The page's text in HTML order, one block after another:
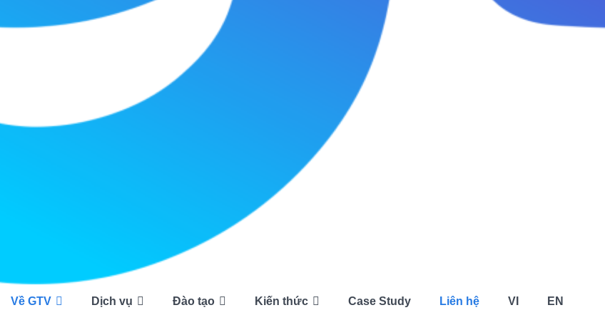
Về GTV Dịch vụ Đào tạo Kiến thức Case Study Liên hệ VI EN